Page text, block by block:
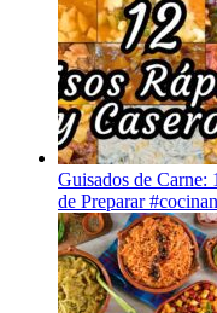
Guisados de Carne:
de Preparar